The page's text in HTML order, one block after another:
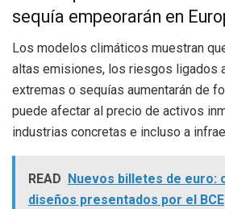
sequía empeorarán en
Los modelos climáticos muestran
altas emisiones, los riesgos ligados
extremas o sequías aumentarán de
puede afectar al precio de activos
industrias concretas e incluso a
READ Nuevos billetes de euro:
diseños presentados por el BCE